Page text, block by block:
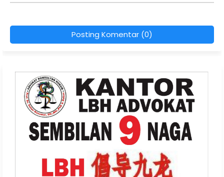
Posting Komentar (0)